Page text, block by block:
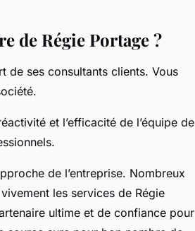
de Régie Portage ?
de ses consultants clients. Vous
et l’efficacité de l’équipe de
de l’entreprise. Nombreux
les services de Régie
ultime et de confiance pour